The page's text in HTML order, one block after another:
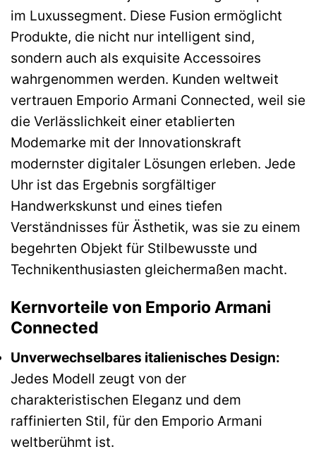
im Luxussegment. Diese Fusion ermöglicht
Produkte, die nicht nur intelligent sind,
sondern auch als exquisite Accessoires
wahrgenommen werden. Kunden weltweit
vertrauen Emporio Armani Connected, weil sie
die Verlässlichkeit einer etablierten
Modemarke mit der Innovationskraft
modernster digitaler Lösungen erleben. Jede
Uhr ist das Ergebnis sorgfältiger
Handwerkskunst und eines tiefen
Verständnisses für Ästhetik, was sie zu einem
begehrten Objekt für Stilbewusste und
Technikenthusiasten gleichermaßen macht.
Kernvorteile von Emporio Armani
Connected
Unverwechselbares italienisches Design:
Jedes Modell zeugt von der
charakteristischen Eleganz und dem
raffinierten Stil, für den Emporio Armani
weltberühmt ist.